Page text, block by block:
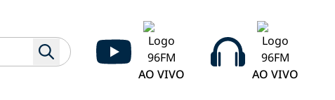
AO VIVO
AO VIVO